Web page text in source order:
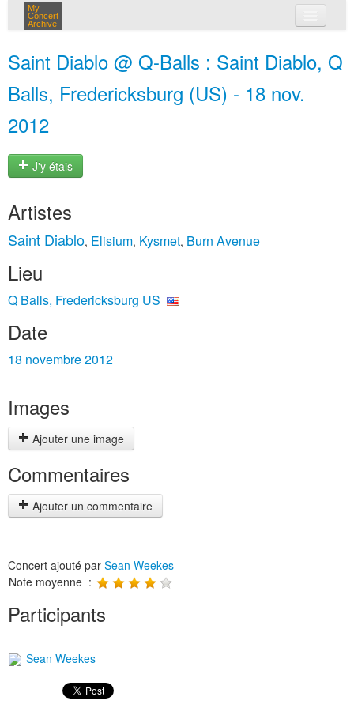
My
Concert
Archive
Saint Diablo @ Q-Balls : Saint Diablo, Q
Balls, Fredericksburg (US) - 18 nov.
2012
J'y étais
Artistes
Saint Diablo, Elisium, Kysmet, Burn Avenue
Lieu
Q Balls, Fredericksburg US
Date
18 novembre 2012
Images
Ajouter une image
Commentaires
Ajouter un commentaire
Concert ajouté par Sean Weekes
Note moyenne :
Participants
Sean Weekes